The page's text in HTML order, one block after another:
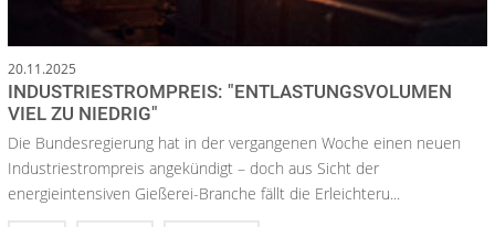
20.11.2025
INDUSTRIESTROMPREIS: "ENTLASTUNGSVOLUMEN
VIEL ZU NIEDRIG"
Die Bundesregierung hat in der vergangenen Woche einen neuen
Industriestrompreis angekündigt – doch aus Sicht der
energieintensiven Gießerei-Branche fällt die Erleichteru...